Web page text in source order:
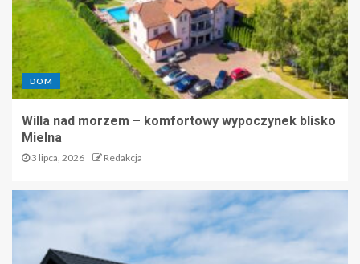
DOM
Willa nad morzem – komfortowy wypoczynek blisko
Mielna
3 lipca, 2026 Redakcja